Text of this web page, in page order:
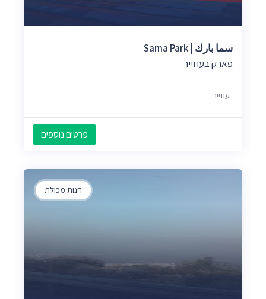
سما بارك | Sama Park
פארק בעוזייר
עוזייר
פרטים נוספים
חנות מכולת